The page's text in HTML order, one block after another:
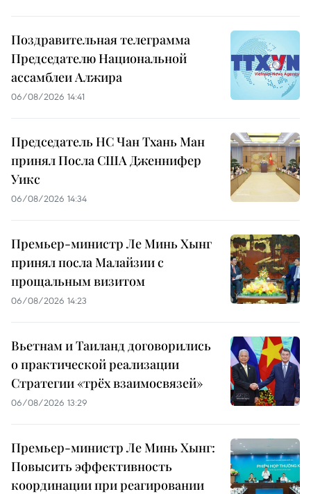
Поздравительная телеграмма
Председателю Национальной
ассамблеи Алжира
06/08/2026 14:41
Председатель НС Чан Тхань Ман
принял Посла США Дженнифер
Уикс
06/08/2026 14:34
Премьер-министр Ле Минь Хынг
принял посла Малайзии с
прощальным визитом
06/08/2026 14:23
Вьетнам и Таиланд договорились
о практической реализации
Стратегии «трёх взаимосвязей»
06/08/2026 13:29
Премьер-министр Ле Минь Хынг:
Повысить эффективность
координации при реагировании